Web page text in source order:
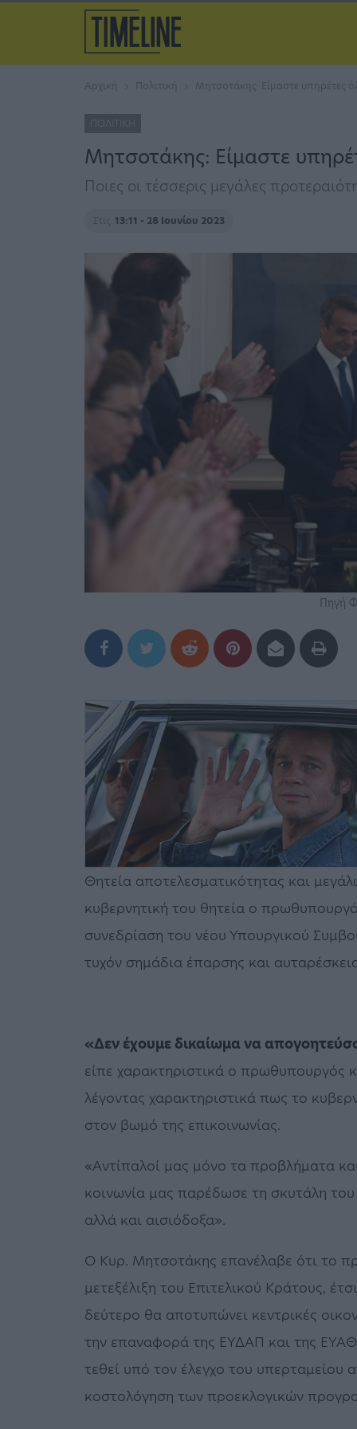
Αρχική Πολιτική Μητσοτάκης: Είμαστε υπηρέτες
ΠΟΛΙΤΙΚΉ
Μητσοτάκης: Είμαστε
Ποιες οι τέσσερις μεγάλες
Στις 13:11 - 28 Ιουνίου 2023
Πηγή
Θητεία αποτελεσματικότητας και
κυβερνητική του θητεία ο
συνεδρίαση του νέου Υπουργικού
τυχόν σημάδια έπαρσης και
«Δεν έχουμε δικαίωμα να
είπε χαρακτηριστικά ο πρωθυπουργός
λέγοντας χαρακτηριστικά πως το
στον βωμό της επικοινωνίας.
«Αντίπαλοί μας μόνο τα προβλήματα
κοινωνία μας παρέδωσε τη σκυτάλη
αλλά και αισιόδοξα».
Ο Κυρ. Μητσοτάκης επανέλαβε ότι το
μετεξέλιξη του Επιτελικού Κράτους,
δεύτερο θα αποτυπώνει κεντρικές
την επαναφορά της ΕΥΔΑΠ και της
τεθεί υπό τον έλεγχο του υπερταμείου
κοστολόγηση των προεκλογικών